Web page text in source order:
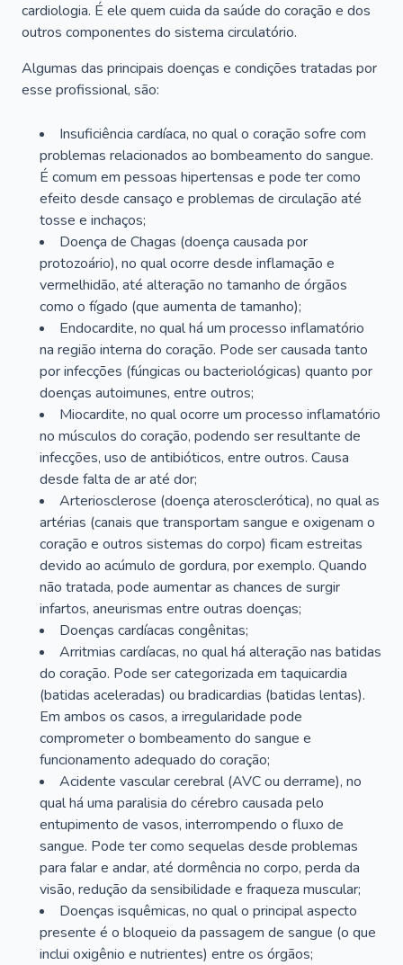
cardiologia. É ele quem cuida da saúde do coração e dos
outros componentes do sistema circulatório.
Algumas das principais doenças e condições tratadas por
esse profissional, são:
Insuficiência cardíaca, no qual o coração sofre com
problemas relacionados ao bombeamento do sangue.
É comum em pessoas hipertensas e pode ter como
efeito desde cansaço e problemas de circulação até
tosse e inchaços;
Doença de Chagas (doença causada por
protozoário), no qual ocorre desde inflamação e
vermelhidão, até alteração no tamanho de órgãos
como o fígado (que aumenta de tamanho);
Endocardite, no qual há um processo inflamatório
na região interna do coração. Pode ser causada tanto
por infecções (fúngicas ou bacteriológicas) quanto por
doenças autoimunes, entre outros;
Miocardite, no qual ocorre um processo inflamatório
no músculos do coração, podendo ser resultante de
infecções, uso de antibióticos, entre outros. Causa
desde falta de ar até dor;
Arteriosclerose (doença aterosclerótica), no qual as
artérias (canais que transportam sangue e oxigenam o
coração e outros sistemas do corpo) ficam estreitas
devido ao acúmulo de gordura, por exemplo. Quando
não tratada, pode aumentar as chances de surgir
infartos, aneurismas entre outras doenças;
Doenças cardíacas congênitas;
Arritmias cardíacas, no qual há alteração nas batidas
do coração. Pode ser categorizada em taquicardia
(batidas aceleradas) ou bradicardias (batidas lentas).
Em ambos os casos, a irregularidade pode
comprometer o bombeamento do sangue e
funcionamento adequado do coração;
Acidente vascular cerebral (AVC ou derrame), no
qual há uma paralisia do cérebro causada pelo
entupimento de vasos, interrompendo o fluxo de
sangue. Pode ter como sequelas desde problemas
para falar e andar, até dormência no corpo, perda da
visão, redução da sensibilidade e fraqueza muscular;
Doenças isquêmicas, no qual o principal aspecto
presente é o bloqueio da passagem de sangue (o que
inclui oxigênio e nutrientes) entre os órgãos;